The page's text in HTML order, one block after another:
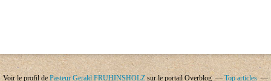
Voir le profil de Pasteur Gerald FRUHINSHOLZ sur le portail Overblog
Top articles